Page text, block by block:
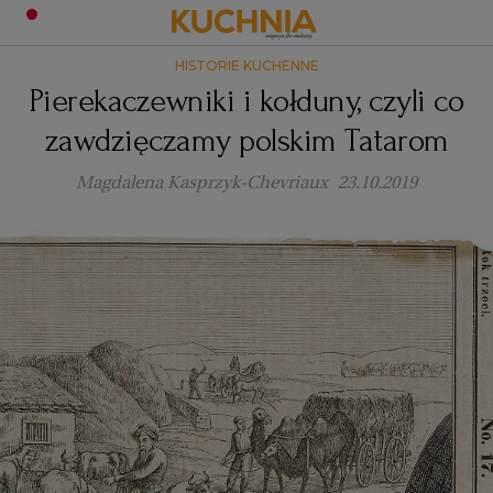
ŚNIADANIA
KOLACJE
DESERY
ZUPY
CIASTA
OKAZJE
BOŻE NARODZENIE
KARNAWAŁ
WIELKANOC
WALENTYNKI
KUCHNIA WŁOSKA
KUCHNIA BRYTYJSKA
KUCHNIA AFRYKAŃSKA
KUCHNIA JAPOŃSKA
DANIA SEZONOWE
PORADY
SZKOŁA GOTOWANIA
PORADY
ZDROWA DIETA
DIETA
DO POCZYTANIA
HISTORIE KUCHENNE
Pierekaczewniki i kołduny, czyli co
zawdzięczamy polskim Tatarom
Magdalena Kasprzyk-Chevriaux 23.10.2019